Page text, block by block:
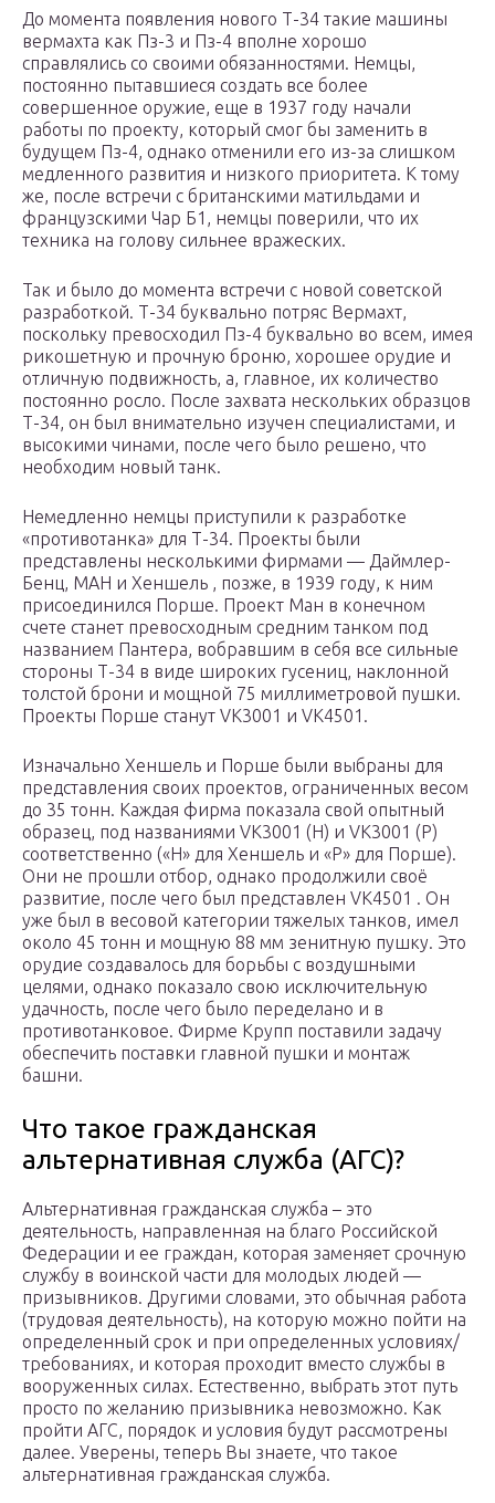
До момента появления нового Т-34 такие машины
вермахта как Пз-3 и Пз-4 вполне хорошо
справлялись со своими обязанностями. Немцы,
постоянно пытавшиеся создать все более
совершенное оружие, еще в 1937 году начали
работы по проекту, который смог бы заменить в
будущем Пз-4, однако отменили его из-за слишком
медленного развития и низкого приоритета. К тому
же, после встречи с британскими матильдами и
французскими Чар Б1, немцы поверили, что их
техника на голову сильнее вражеских.
Так и было до момента встречи с новой советской
разработкой. Т-34 буквально потряс Вермахт,
поскольку превосходил Пз-4 буквально во всем, имея
рикошетную и прочную броню, хорошее орудие и
отличную подвижность, а, главное, их количество
постоянно росло. После захвата нескольких образцов
Т-34, он был внимательно изучен специалистами, и
высокими чинами, после чего было решено, что
необходим новый танк.
Немедленно немцы приступили к разработке
«противотанка» для Т-34. Проекты были
представлены несколькими фирмами — Даймлер-
Бенц, МАН и Хеншель , позже, в 1939 году, к ним
присоединился Порше. Проект Ман в конечном
счете станет превосходным средним танком под
названием Пантера, вобравшим в себя все сильные
стороны Т-34 в виде широких гусениц, наклонной
толстой брони и мощной 75 миллиметровой пушки.
Проекты Порше станут VK3001 и VK4501.
Изначально Хеншель и Порше были выбраны для
представления своих проектов, ограниченных весом
до 35 тонн. Каждая фирма показала свой опытный
образец, под названиями VK3001 (H) и VK3001 (P)
соответственно («H» для Хеншель и «P» для Порше).
Они не прошли отбор, однако продолжили своё
развитие, после чего был представлен VK4501 . Он
уже был в весовой категории тяжелых танков, имел
около 45 тонн и мощную 88 мм зенитную пушку. Это
орудие создавалось для борьбы с воздушными
целями, однако показало свою исключительную
удачность, после чего было переделано и в
противотанковое. Фирме Крупп поставили задачу
обеспечить поставки главной пушки и монтаж
башни.
Что такое гражданская
альтернативная служба (АГС)?
Альтернативная гражданская служба – это
деятельность, направленная на благо Российской
Федерации и ее граждан, которая заменяет срочную
службу в воинской части для молодых людей —
призывников. Другими словами, это обычная работа
(трудовая деятельность), на которую можно пойти на
определенный срок и при определенных условиях/
требованиях, и которая проходит вместо службы в
вооруженных силах. Естественно, выбрать этот путь
просто по желанию призывника невозможно. Как
пройти АГС, порядок и условия будут рассмотрены
далее. Уверены, теперь Вы знаете, что такое
альтернативная гражданская служба.